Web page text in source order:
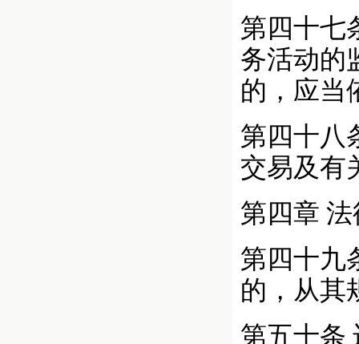
第四十七
务活动的
的，应当
第四十八
交易及有
第四章
第四十九
的，从其
第五十条